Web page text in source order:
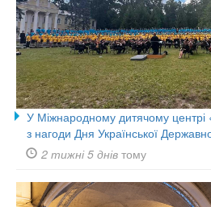
У Міжнародному дитячому центрі
з нагоди Дня Української
2 тижні 5 днів тому